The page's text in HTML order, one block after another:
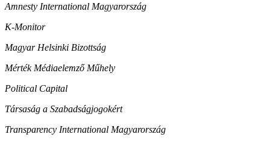
Amnesty International Magyarország
K-Monitor
Magyar Helsinki Bizottság
Mérték Médiaelemző Műhely
Political Capital
Társaság a Szabadságjogokért
Transparency International Magyarország